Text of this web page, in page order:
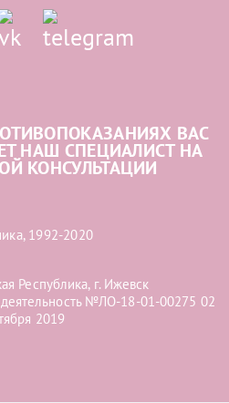
ВАС
НАШ СПЕЦИАЛИСТ НА
КОНСУЛЬТАЦИИ
1992-2020
Республика, г. Ижевск
№ЛО-18-01-00275 02
2019